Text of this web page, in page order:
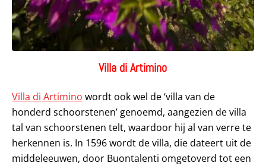
Villa di Artimino
Villa di Artimino wordt ook wel de ‘villa van de
honderd schoorstenen’ genoemd, aangezien de villa
tal van schoorstenen telt, waardoor hij al van verre te
herkennen is. In 1596 wordt de villa, die dateert uit de
middeleeuwen, door Buontalenti omgetoverd tot een